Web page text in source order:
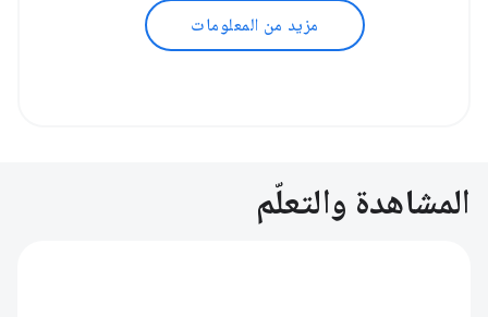
مزيد من المعلومات
المشاهدة والتعلّم